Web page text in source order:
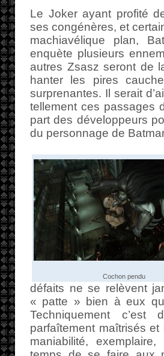
Le Joker ayant profité
ses congénères, et
machiavélique plan,
enquète plusieurs
autres Zsasz seront de
hanter les pires
surprenantes. Il serait
tellement ces passages
part des développeurs
du personnage de
Cochon pendu
défaits ne se relèvent
« patte » bien à eux
Techniquement
parfaîtement maîtrisés
maniabilité,